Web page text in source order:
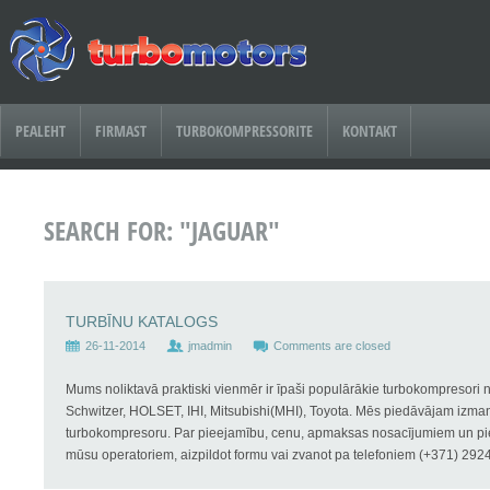
PEALEHT FIRMAST TURBOKOMPRESSORITE KONTAKT
SEARCH FOR: "JAGUAR"
TURBĪNU KATALOGS
26-11-2014 jmadmin Comments are closed
Mums noliktavā praktiski vienmēr ir īpaši populārākie turbokompresori
Schwitzer, HOLSET, IHI, Mitsubishi(MHI), Toyota. Mēs piedāvājam
turbokompresoru. Par pieejamību, cenu, apmaksas nosacījumiem un
mūsu operatoriem, aizpildot formu vai zvanot pa telefoniem (+371)